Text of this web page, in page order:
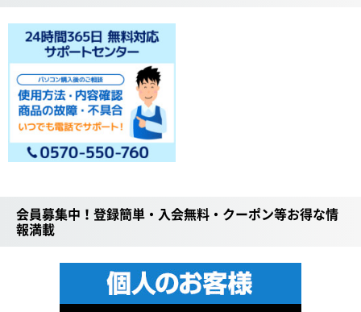
会員募集中！登録簡単・入会無料・クーポン等お得な情
報満載